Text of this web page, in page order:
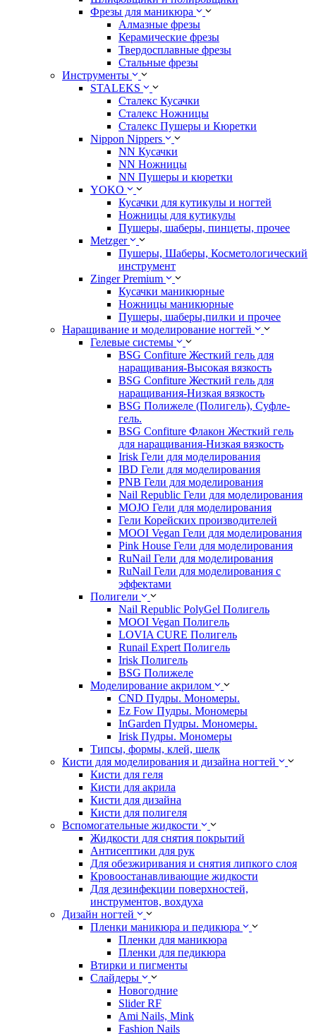
Фрезы для маникюра
Алмазные фрезы
Керамические фрезы
Твердосплавные фрезы
Стальные фрезы
Инструменты
STALEKS
Сталекс Кусачки
Сталекс Ножницы
Сталекс Пушеры и Кюретки
Nippon Nippers
NN Кусачки
NN Ножницы
NN Пушеры и кюретки
YOKO
Кусачки для кутикулы и ногтей
Ножницы для кутикулы
Пушеры, шаберы, пинцеты, прочее
Metzger
Пушеры, Шаберы, Косметологический
инструмент
Zinger Premium
Кусачки маникюрные
Ножницы маникюрные
Пушеры, шаберы,пилки и прочее
Наращивание и моделирование ногтей
Гелевые системы
BSG Confiture Жесткий гель для
наращивания-Высокая вязкость
BSG Confiture Жесткий гель для
наращивания-Низкая вязкость
BSG Полижеле (Полигель), Суфле-
гель.
BSG Confiture Флакон Жесткий гель
для наращивания-Низкая вязкость
Irisk Гели для моделирования
IBD Гели для моделирования
PNB Гели для моделирования
Nail Republic Гели для моделирования
MOJO Гели для моделирования
Гели Корейских производителей
MOOI Vegan Гели для моделирования
Pink House Гели для моделирования
RuNail Гели для моделирования
RuNail Гели для моделирования с
эффектами
Полигели
Nail Republic PolyGel Полигель
MOOI Vegan Полигель
LOVIA CURE Полигель
Runail Expert Полигель
Irisk Полигель
BSG Полижеле
Моделирование акрилом
CND Пудры. Мономеры.
Ez Fow Пудры. Мономеры
InGarden Пудры. Мономеры.
Irisk Пудры. Мономеры
Типсы, формы, клей, шелк
Кисти для моделирования и дизайна ногтей
Кисти для геля
Кисти для акрила
Кисти для дизайна
Кисти для полигеля
Вспомогательные жидкости
Жидкости для снятия покрытий
Антисептики для рук
Для обезжиривания и снятия липкого слоя
Кровоостанавливающие жидкости
Для дезинфекции поверхностей,
инструментов, вохдуха
Дизайн ногтей
Пленки маникюра и педикюра
Пленки для маникюра
Пленки для педикюра
Втирки и пигменты
Слайдеры
Новогодние
Slider RF
Ami Nails, Mink
Fashion Nails